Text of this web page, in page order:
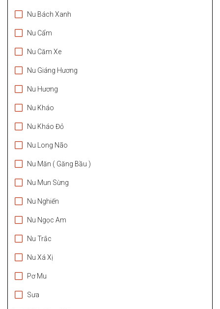
Nu Bách Xanh
Nu Cẩm
Nu Căm Xe
Nu Giáng Hương
Nu Hương
Nu Kháo
Nu Kháo Đỏ
Nu Long Não
Nu Măn ( Găng Bầu )
Nu Mun Sừng
Nu Nghiến
Nu Ngọc Am
Nu Trắc
Nu Xá Xị
Pơ Mu
Sưa